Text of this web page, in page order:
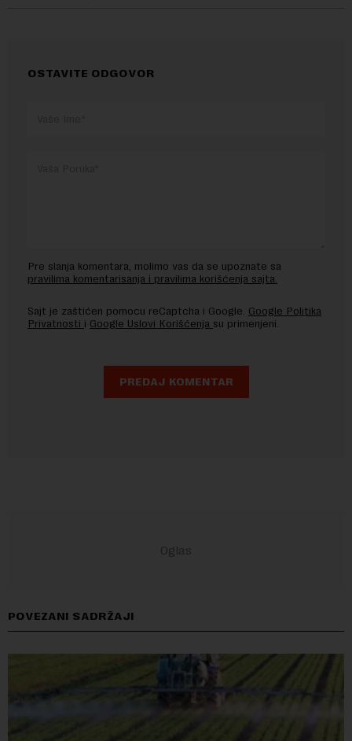
OSTAVITE ODGOVOR
Pre slanja komentara, molimo vas da se upoznate sa
pravilima komentarisanja i pravilima korišćenja sajta.
Sajt je zaštićen pomocu reCaptcha i Google. Google Politika
Privatnosti i Google Uslovi Korišćenja su primenjeni.
POVEZANI SADRŽAJI